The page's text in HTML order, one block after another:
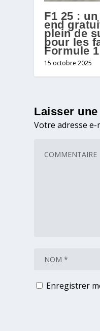
F1 25 :
end
plein de
pour les
Formule 1
15 octobre 2025
Laisser
Votre adresse e-
Enregistrer